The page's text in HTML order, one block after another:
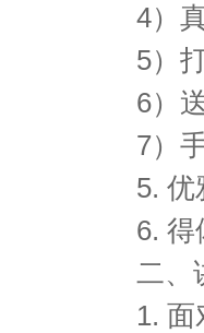
4）
5）
6）
7）
5. 优
6. 得
二、
1.